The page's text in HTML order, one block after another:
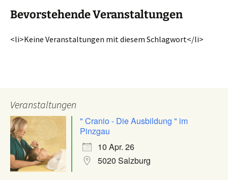
Bevorstehende Veranstaltungen
<li>Keine Veranstaltungen mit diesem Schlagwort</li>
Veranstaltungen
" Cranio - Die Ausbildung " im
Pinzgau
10 Apr. 26
5020 Salzburg